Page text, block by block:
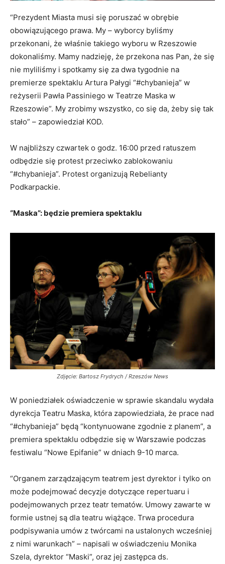
“Prezydent Miasta musi się poruszać w obrębie
obowiązującego prawa. My – wyborcy byliśmy
przekonani, że właśnie takiego wyboru w Rzeszowie
dokonaliśmy. Mamy nadzieję, że przekona nas Pan, że się
nie myliliśmy i spotkamy się za dwa tygodnie na
premierze spektaklu Artura Pałygi “#chybanieja” w
reżyserii Pawła Passiniego w Teatrze Maska w
Rzeszowie”. My zrobimy wszystko, co się da, żeby się tak
stało” – zapowiedział KOD.
W najbliższy czwartek o godz. 16:00 przed ratuszem
odbędzie się protest przeciwko zablokowaniu
“#chybanieja”. Protest organizują Rebelianty
Podkarpackie.
“Maska”: będzie premiera spektaklu
Zdjęcie: Bartosz Frydrych / Rzeszów News
W poniedziałek oświadczenie w sprawie skandalu wydała
dyrekcja Teatru Maska, która zapowiedziała, że prace nad
“#chybanieja” będą “kontynuowane zgodnie z planem”, a
premiera spektaklu odbędzie się w Warszawie podczas
festiwalu “Nowe Epifanie” w dniach 9-10 marca.
“Organem zarządzającym teatrem jest dyrektor i tylko on
może podejmować decyzje dotyczące repertuaru i
podejmowanych przez teatr tematów. Umowy zawarte w
formie ustnej są dla teatru wiążące. Trwa procedura
podpisywania umów z twórcami na ustalonych wcześniej
z nimi warunkach” – napisali w oświadczeniu Monika
Szela, dyrektor “Maski”, oraz jej zastępca ds.